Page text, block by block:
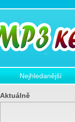
Nejhledanější
Aktuálně